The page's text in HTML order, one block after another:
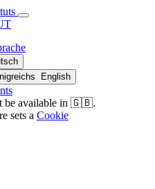
English
be available in 🇬🇧.
sets a Cookie